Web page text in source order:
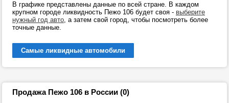
В графике представлены данные по всей стране. В каждом
крупном городе ликвидность Пежо 106 будет своя - выберите
нужный год авто, а затем свой город, чтобы посмотреть более
точные данные.
Самые ликвидные автомобили
Продажа Пежо 106 в России (0)